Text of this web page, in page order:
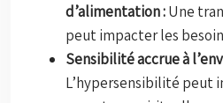
d’alimentation :Une
peut impacter les
Sensibilité accrue à
L’hypersensibilité peut